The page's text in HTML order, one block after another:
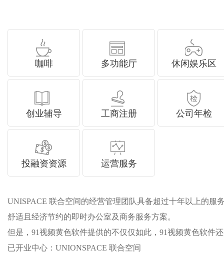
咖啡 多功能厅 休闲娱乐区
创业辅导 工商注册 公司年检
投融资资源 运营服务
UNISPACE 联合空间的经营管理团队具备超过十年以上的服务
舒适且经济节约的即时办公室及商务服务方案。
但是，91视频黄色软件提供的不仅仅如此，91视频黄色软
已开业中心：UNIONSPACE 联合空间